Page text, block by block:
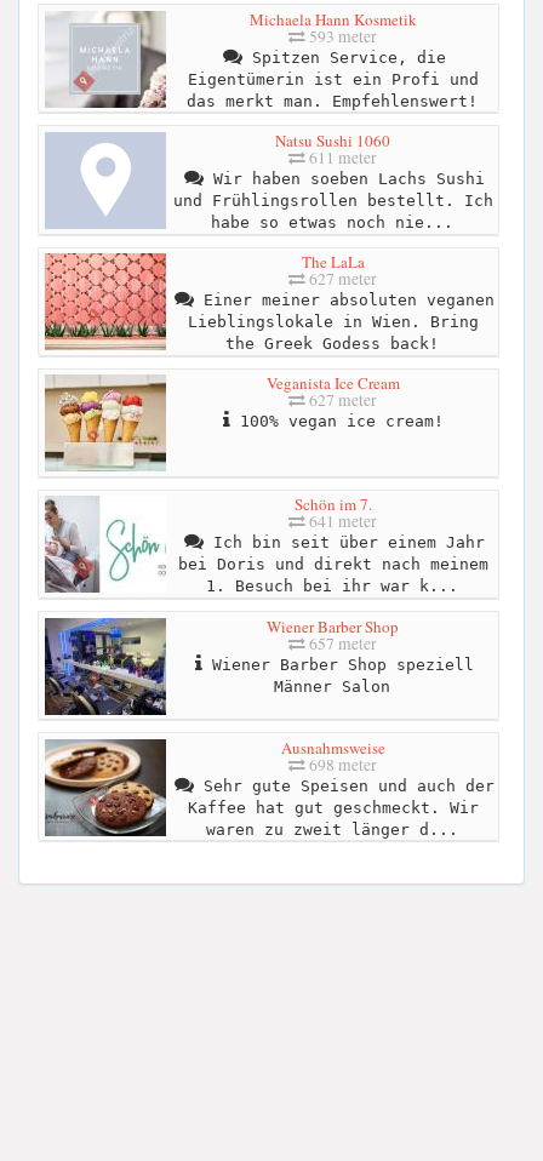
Michaela Hann Kosmetik
593 meter
Spitzen Service, die
Eigentümerin ist ein Profi und
das merkt man. Empfehlenswert!
Natsu Sushi 1060
611 meter
Wir haben soeben Lachs Sushi
und Frühlingsrollen bestellt. Ich
habe so etwas noch nie...
The LaLa
627 meter
Einer meiner absoluten veganen
Lieblingslokale in Wien. Bring
the Greek Godess back!
Veganista Ice Cream
627 meter
100% vegan ice cream!
Schön im 7.
641 meter
Ich bin seit über einem Jahr
bei Doris und direkt nach meinem
1. Besuch bei ihr war k...
Wiener Barber Shop
657 meter
Wiener Barber Shop speziell
Männer Salon
Ausnahmsweise
698 meter
Sehr gute Speisen und auch der
Kaffee hat gut geschmeckt. Wir
waren zu zweit länger d...